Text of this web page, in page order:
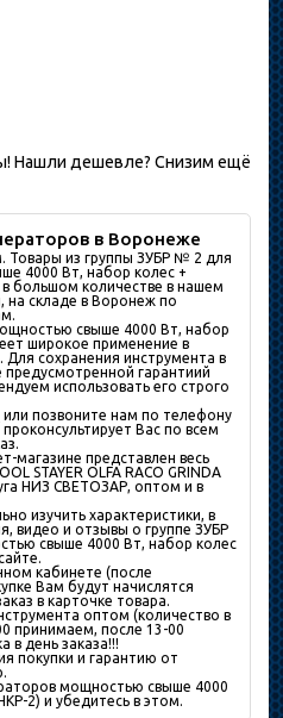
Нашли дешевле? Снизим ещё
в Воронеже
из группы ЗУБР № 2 для
4000 Вт, набор колес +
большом количествe в нашем
на складе в Воронеж по
свыше 4000 Вт, набор
широкое применение в
сохранения инструмента в
гарантиий
использовать его строго
или позвоните нам по телефону
Вас по всем
магазине представлен весь
STAYER OLFA RACO GRINDA
НИЗ СВЕТОЗАР, оптом и в
изучить характеристики, в
видео и отзывы о группе ЗУБР
свыше 4000 Вт, набор колес
кабинете (после
Вам будут начислятся
в карточке товара.
оптом (количество в
принимаем, после 13-00
в день заказа!!!
покупки и гарантию от
мощностью свыше 4000
2) и убедитесь в этом.